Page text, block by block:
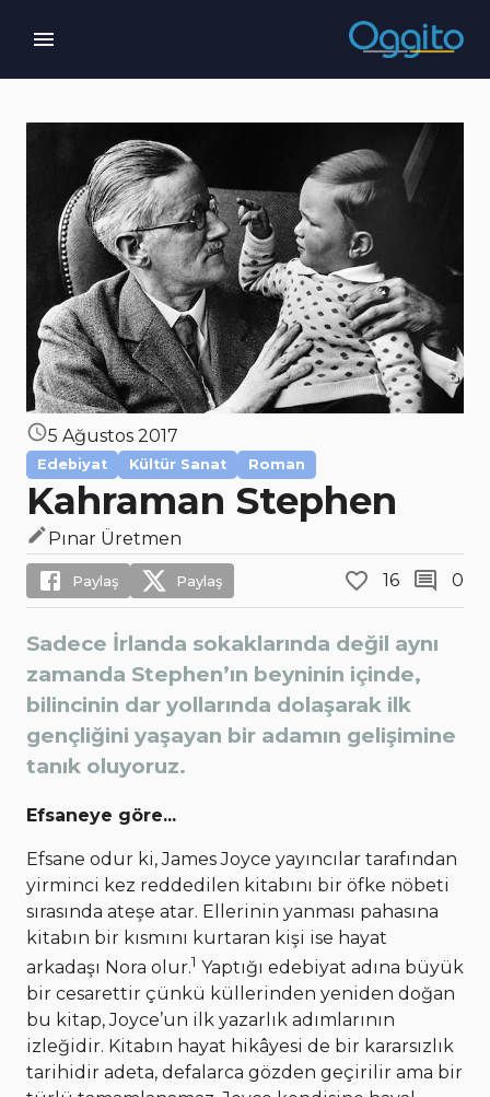
5 Ağustos 2017
Edebiyat Kültür Sanat Roman
Kahraman Stephen
Pınar Üretmen
Paylaş Paylaş 16 0
Sadece İrlanda sokaklarında değil aynı
zamanda Stephen’ın beyninin içinde,
bilincinin dar yollarında dolaşarak ilk
gençliğini yaşayan bir adamın gelişimine
tanık oluyoruz.
Efsaneye göre...
Efsane odur ki, James Joyce yayıncılar tarafından
yirminci kez reddedilen kitabını bir öfke nöbeti
sırasında ateşe atar. Ellerinin yanması pahasına
kitabın bir kısmını kurtaran kişi ise hayat
arkadaşı Nora olur.1 Yaptığı edebiyat adına büyük
bir cesarettir çünkü küllerinden yeniden doğan
bu kitap, Joyce’un ilk yazarlık adımlarının
izleğidir. Kitabın hayat hikâyesi de bir kararsızlık
tarihidir adeta, defalarca gözden geçirilir ama bir